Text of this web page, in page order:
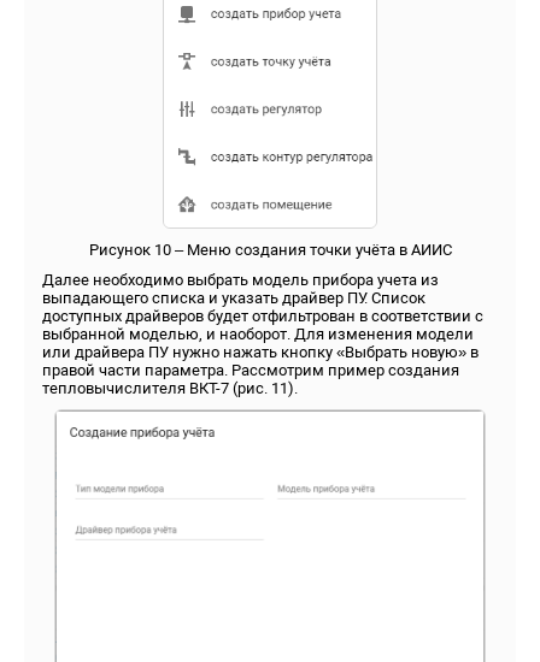
Рисунок 10 – Меню создания точки учёта в АИИС
Далее необходимо выбрать модель прибора учета из
выпадающего списка и указать драйвер ПУ. Список
доступных драйверов будет отфильтрован в соответствии с
выбранной моделью, и наоборот. Для изменения модели
или драйвера ПУ нужно нажать кнопку «Выбрать новую» в
правой части параметра. Рассмотрим пример создания
тепловычислителя ВКТ-7 (рис. 11).